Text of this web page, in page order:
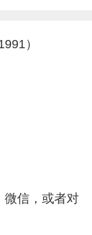
）
微信，或者对